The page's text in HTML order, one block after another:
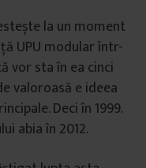
la un moment
UPU modular într-
vor sta în ea cinci
valoroasă e ideea
Deci în 1999.
abia în 2012.